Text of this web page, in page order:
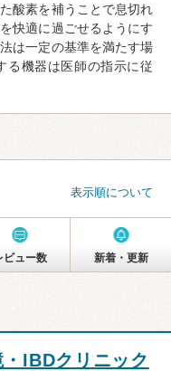
酸素を補うことで息切れ
快適に過ごせるようにす
は一定の基準を満たす場
る機器は医師の指示に従
表示順について
ビュー数 新着・更新
IBDクリニック